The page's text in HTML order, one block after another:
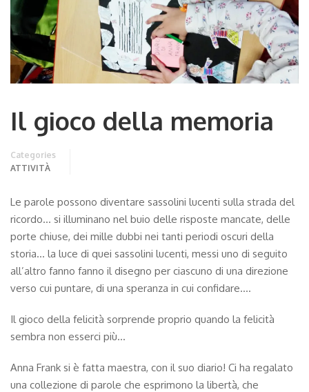
Il gioco della memoria
Categories
ATTIVITÀ
Le parole possono diventare sassolini lucenti sulla strada del
ricordo… si illuminano nel buio delle risposte mancate, delle
porte chiuse, dei mille dubbi nei tanti periodi oscuri della
storia… la luce di quei sassolini lucenti, messi uno di seguito
all’altro fanno fanno il disegno per ciascuno di una direzione
verso cui puntare, di una speranza in cui confidare….
Il gioco della felicità sorprende proprio quando la felicità
sembra non esserci più…
Anna Frank si è fatta maestra, con il suo diario! Ci ha regalato
una collezione di parole che esprimono la libertà, che